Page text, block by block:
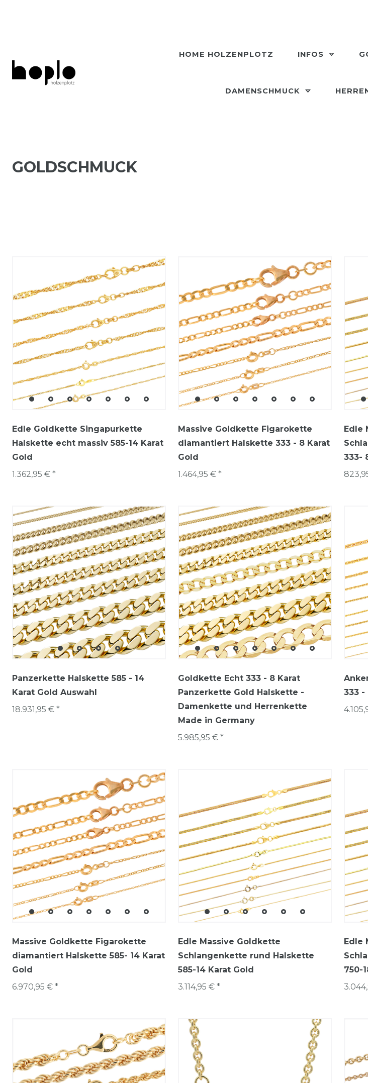
HOME HOLZENPLOTZ INFOS
DAMENSCHMUCK
GOLDSCHMUCK
Edle Goldkette Singapurkette
Halskette echt massiv 585-14 Karat
Gold
1.362,95 € *
Massive Goldkette Figarokette
diamantiert Halskette 333 - 8 Karat
Gold
1.464,95 € *
Edle
333-
Panzerkette Halskette 585 - 14
Karat Gold Auswahl
18.931,95 € *
Goldkette Echt 333 - 8 Karat
Panzerkette Gold Halskette -
Damenkette und Herrenkette
Made in Germany
5.985,95 € *
333 -
Massive Goldkette Figarokette
diamantiert Halskette 585- 14 Karat
Gold
6.970,95 € *
Edle Massive Goldkette
Schlangenkette rund Halskette
585-14 Karat Gold
3.114,95 € *
Edle
750-